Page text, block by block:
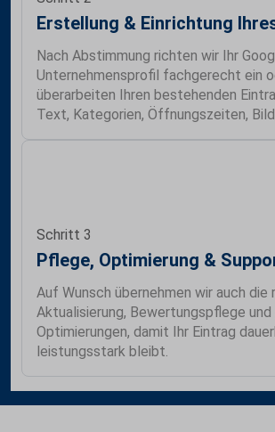
Erstellung & Einrichtung
Nach Abstimmung richten wir Ihr
Unternehmensprofil fachgerecht ein
überarbeiten Ihren bestehenden
Text, Kategorien, Öffnungszeiten,
Schritt 3
Pflege, Optimierung &
Auf Wunsch übernehmen wir auch die
Aktualisierung, Bewertungspflege
Optimierungen, damit Ihr Eintrag
leistungsstark bleibt.